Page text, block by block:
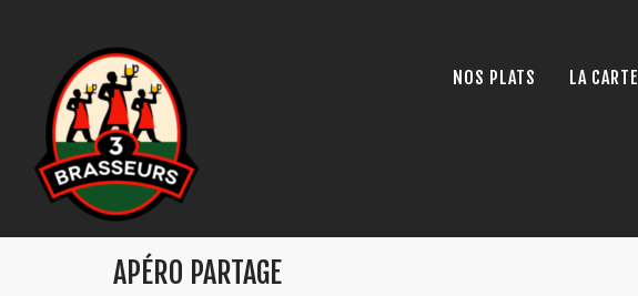
NOS PLATS LA CARTE
APÉRO PARTAGE